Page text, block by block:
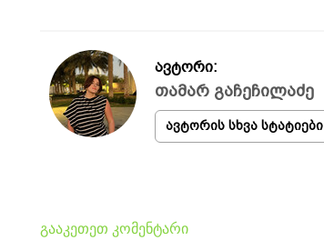
ავტორი:
თამარ გაჩეჩილაძე
ავტორის სხვა სტატიები
გააკეთეთ კომენტარი